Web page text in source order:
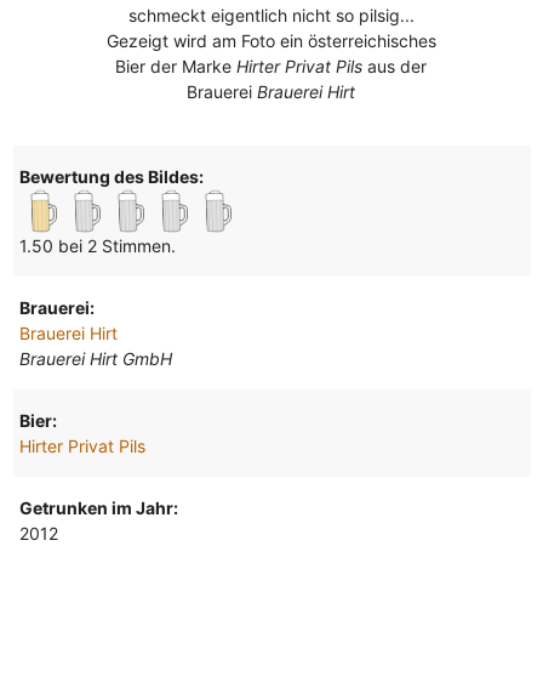
schmeckt eigentlich nicht so pilsig...
Gezeigt wird am Foto ein österreichisches
Bier der MarkeHirter Privat Pils aus der
BrauereiBrauerei Hirt
Bewertung des Bildes:
1.50 bei 2 Stimmen.
Brauerei:
Brauerei Hirt
Brauerei Hirt GmbH
Bier:
Hirter Privat Pils
Getrunken im Jahr:
2012